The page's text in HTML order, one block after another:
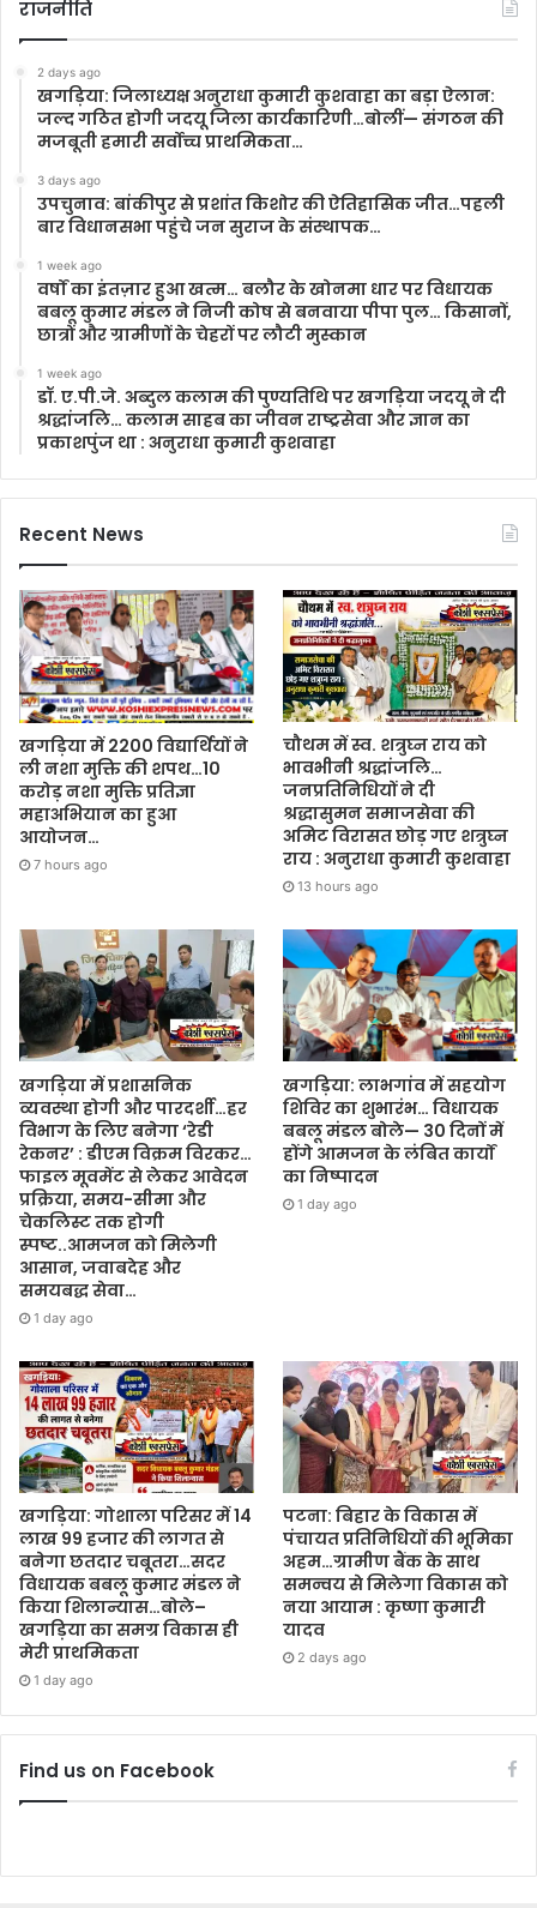
राजनीति
2 days ago
खगड़िया: जिलाध्यक्ष अनुराधा कुमारी कुशवाहा का बड़ा ऐलान:
जल्द गठित होगी जदयू जिला कार्यकारिणी…बोलीं— संगठन की
मजबूती हमारी सर्वोच्च प्राथमिकता…
3 days ago
उपचुनाव: बांकीपुर से प्रशांत किशोर की ऐतिहासिक जीत…पहली
बार विधानसभा पहुंचे जन सुराज के संस्थापक…
1 week ago
वर्षों का इंतज़ार हुआ खत्म… बलौर के खोनमा धार पर विधायक
बबलू कुमार मंडल ने निजी कोष से बनवाया पीपा पुल… किसानों,
छात्रों और ग्रामीणों के चेहरों पर लौटी मुस्कान
1 week ago
डॉ. ए.पी.जे. अब्दुल कलाम की पुण्यतिथि पर खगड़िया जदयू ने दी
श्रद्धांजलि… कलाम साहब का जीवन राष्ट्रसेवा और ज्ञान का
प्रकाशपुंज था : अनुराधा कुमारी कुशवाहा
Recent News
खगड़िया में 2200 विद्यार्थियों ने
ली नशा मुक्ति की शपथ…10
करोड़ नशा मुक्ति प्रतिज्ञा
महाअभियान का हुआ
आयोजन…
7 hours ago
चौथम में स्व. शत्रुघ्न राय को
भावभीनी श्रद्धांजलि…
जनप्रतिनिधियों ने दी
श्रद्धासुमन समाजसेवा की
अमिट विरासत छोड़ गए शत्रुघ्न
राय : अनुराधा कुमारी कुशवाहा
13 hours ago
खगड़िया में प्रशासनिक
व्यवस्था होगी और पारदर्शी…हर
विभाग के लिए बनेगा ‘रेडी
रेकनर’ : डीएम विक्रम विरकर…
फाइल मूवमेंट से लेकर आवेदन
प्रक्रिया, समय-सीमा और
चेकलिस्ट तक होगी
स्पष्ट..आमजन को मिलेगी
आसान, जवाबदेह और
समयबद्ध सेवा…
1 day ago
खगड़िया: लाभगांव में सहयोग
शिविर का शुभारंभ… विधायक
बबलू मंडल बोले— 30 दिनों में
होंगे आमजन के लंबित कार्यों
का निष्पादन
1 day ago
खगड़िया: गोशाला परिसर में 14
लाख 99 हजार की लागत से
बनेगा छतदार चबूतरा…सदर
विधायक बबलू कुमार मंडल ने
किया शिलान्यास…बोले–
खगड़िया का समग्र विकास ही
मेरी प्राथमिकता
1 day ago
पटना: बिहार के विकास में
पंचायत प्रतिनिधियों की भूमिका
अहम…ग्रामीण बैंक के साथ
समन्वय से मिलेगा विकास को
नया आयाम : कृष्णा कुमारी
यादव
2 days ago
Find us on Facebook